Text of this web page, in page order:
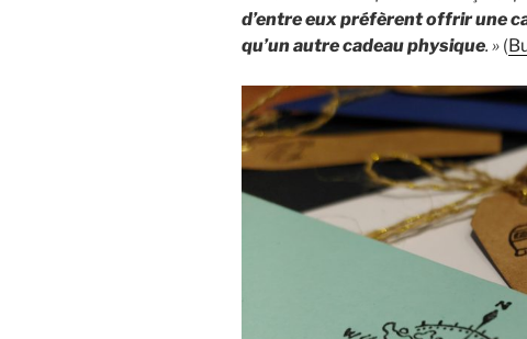
d’entre eux préfèrent offrir une
qu’un autre cadeau physique. » (